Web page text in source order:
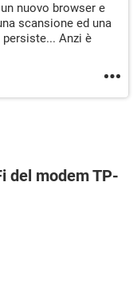
nuovo browser e
scansione ed una
Anzi è
del modem TP-